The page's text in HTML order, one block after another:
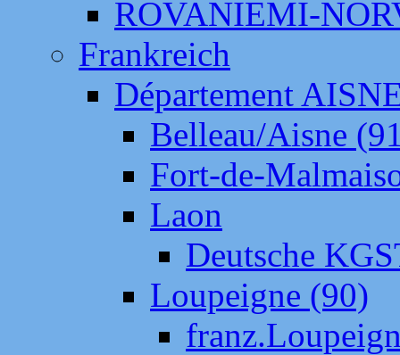
ROVANIEMI-
Frankreich
Département
Belleau/Aisne
Fort-de-
Laon
Deutsche
Loupeigne (90)